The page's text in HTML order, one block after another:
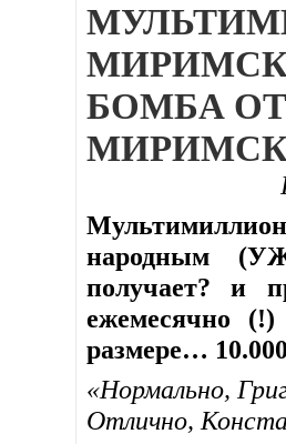
БОМБА
народным
получает? и
ежемесячно
размере…
«Нормально,
Отлично,